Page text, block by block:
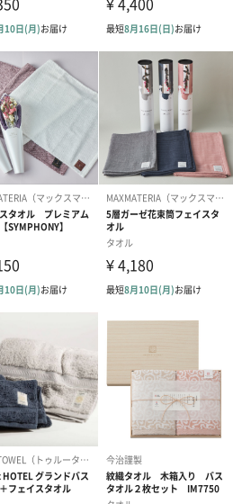
付できない商品にのし風のカードを
ん。
する場合があります。
産祝い（御出産御
）（110円）
内祝い_蝶結
（110円）
すすめです。新生活を彩るギフトオプ
。
ます。